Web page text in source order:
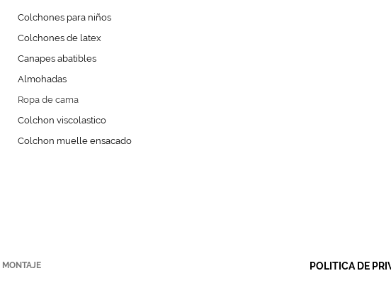
Colchones para niños
Colchones de latex
Canapes abatibles
Almohadas
Ropa de cama
Colchon viscolastico
Colchon muelle ensacado
MONTAJE POLITICA DE